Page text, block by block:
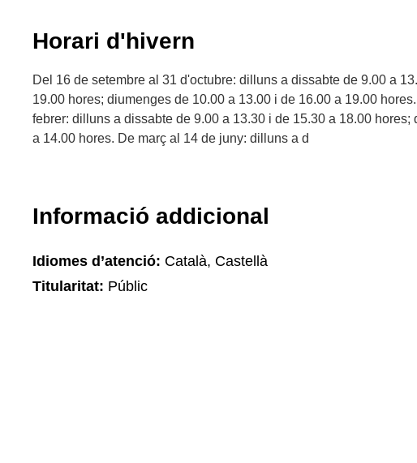
Horari d'hivern
Del 16 de setembre al 31 d'octubre: dilluns a dissabte de 9.00 a
19.00 hores; diumenges de 10.00 a 13.00 i de 16.00 a 19.00
febrer: dilluns a dissabte de 9.00 a 13.30 i de 15.30 a 18.00 hores;
a 14.00 hores. De març al 14 de juny: dilluns a d
Informació addicional
Idiomes d’atenció: Català, Castellà
Titularitat: Públic